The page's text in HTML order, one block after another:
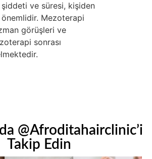
ve süresi, kişiden
önemlidir. Mezoterapi
görüşleri ve
sonrası
@Afroditahairclinic’i
Takip Edin